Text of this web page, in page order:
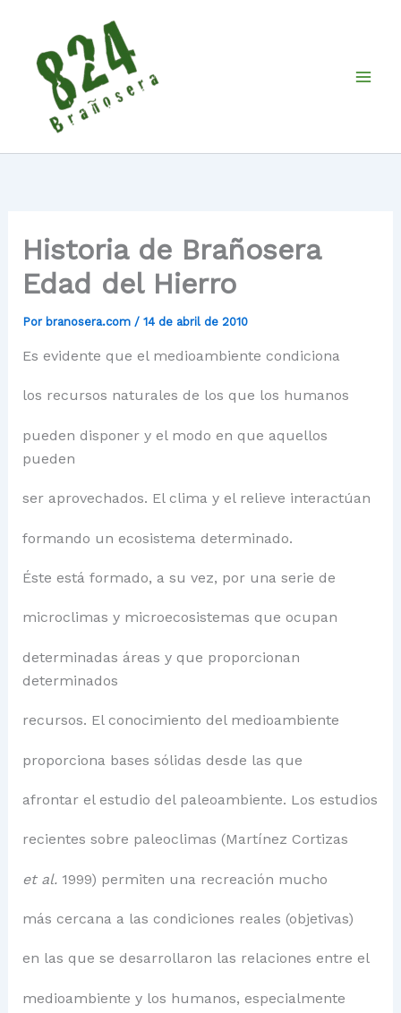
contenido
Historia de Brañosera
Edad del Hierro
Por branosera.com / 14 de abril de 2010
Es evidente que el medioambiente condiciona
los recursos naturales de los que los humanos
pueden disponer y el modo en que aquellos
pueden
ser aprovechados. El clima y el relieve interactúan
formando un ecosistema determinado.
Éste está formado, a su vez, por una serie de
microclimas y microecosistemas que ocupan
determinadas áreas y que proporcionan
determinados
recursos. El conocimiento del medioambiente
proporciona bases sólidas desde las que
afrontar el estudio del paleoambiente. Los estudios
recientes sobre paleoclimas (Martínez Cortizas
et al. 1999) permiten una recreación mucho
más cercana a las condiciones reales (objetivas)
en las que se desarrollaron las relaciones entre el
medioambiente y los humanos, especialmente